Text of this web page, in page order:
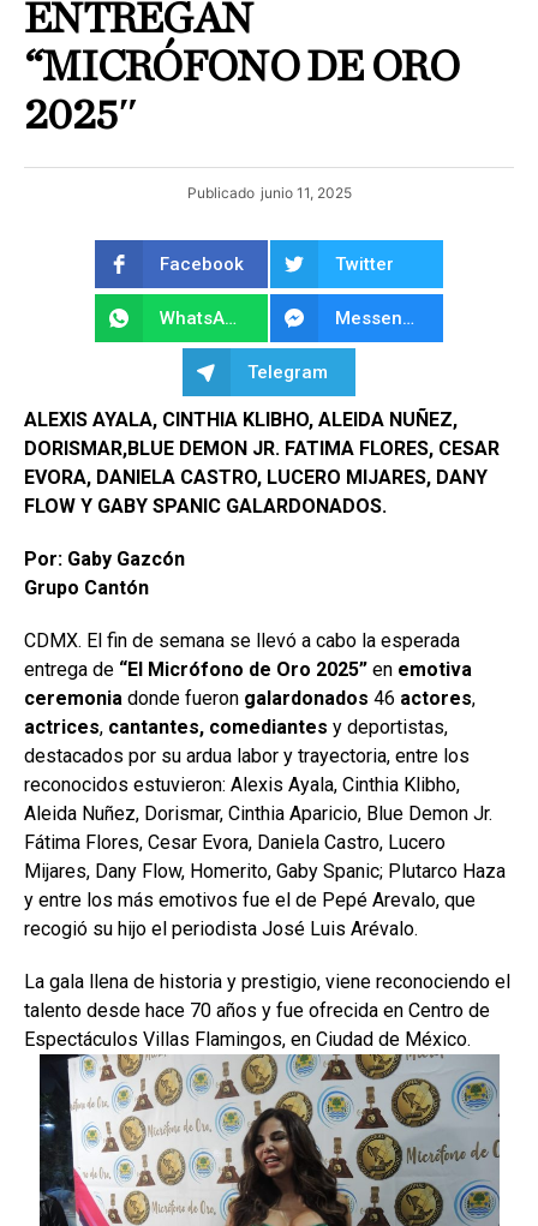
ENTREGAN
“MICRÓFONO DE ORO
2025″
Publicado junio 11, 2025
Facebook Twitter
WhatsApp Messenger
Telegram
ALEXIS AYALA, CINTHIA KLIBHO, ALEIDA NUÑEZ,
DORISMAR,BLUE DEMON JR. FATIMA FLORES, CESAR
EVORA, DANIELA CASTRO, LUCERO MIJARES, DANY
FLOW Y GABY SPANIC GALARDONADOS.
Por: Gaby Gazcón
Grupo Cantón
CDMX. El fin de semana se llevó a cabo la esperada
entrega de “El Micrófono de Oro 2025” en emotiva
ceremonia donde fueron galardonados 46 actores,
actrices, cantantes, comediantes y deportistas,
destacados por su ardua labor y trayectoria, entre los
reconocidos estuvieron: Alexis Ayala, Cinthia Klibho,
Aleida Nuñez, Dorismar, Cinthia Aparicio, Blue Demon Jr.
Fátima Flores, Cesar Evora, Daniela Castro, Lucero
Mijares, Dany Flow, Homerito, Gaby Spanic; Plutarco Haza
y entre los más emotivos fue el de Pepé Arevalo, que
recogió su hijo el periodista José Luis Arévalo.
La gala llena de historia y prestigio, viene reconociendo el
talento desde hace 70 años y fue ofrecida en Centro de
Espectáculos Villas Flamingos, en Ciudad de México.